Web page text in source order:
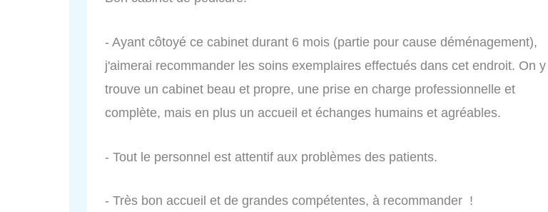
- Ayant côtoyé ce cabinet durant 6 mois (partie pour cause déménagement),
j'aimerai recommander les soins exemplaires effectués dans cet endroit. On y
trouve un cabinet beau et propre, une prise en charge professionnelle et
complète, mais en plus un accueil et échanges humains et agréables.
- Tout le personnel est attentif aux problèmes des patients.
- Très bon accueil et de grandes compétentes, à recommander !